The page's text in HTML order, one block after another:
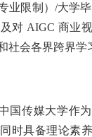
业限制） /大学
对 AIGC 商业
社会各界跨界学
中国传媒大学作
时具备理论素